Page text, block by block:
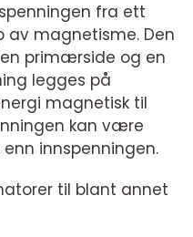
fra ett
av magnetisme. Den
primærside og en
legges på
magnetisk til
kan være
innspenningen.
til blant annet